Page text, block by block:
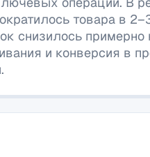
товара в
снизилось примерно
и конверсия в